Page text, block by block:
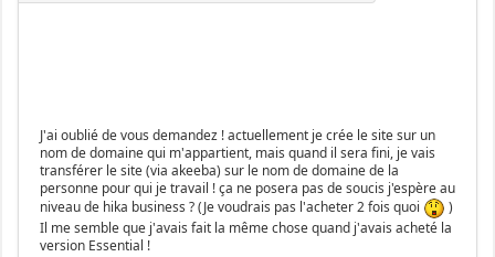
J'ai oublié de vous demandez ! actuellement je crée le site sur un
nom de domaine qui m'appartient, mais quand il sera fini, je vais
transférer le site (via akeeba) sur le nom de domaine de la
personne pour qui je travail ! ça ne posera pas de soucis j'espère au
niveau de hika business ? (Je voudrais pas l'acheter 2 fois quoi
)
Il me semble que j'avais fait la même chose quand j'avais acheté la
version Essential !